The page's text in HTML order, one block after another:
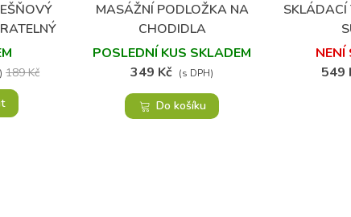
189 Kč
Přidat do oblíbených
MASÁŽNÍ PODLOŽKA NA
CHODIDLA
POSLEDNÍ KUS SKLADEM
349 Kč (s DPH)
Do košíku
SKLÁDACÍ
NENÍ
549